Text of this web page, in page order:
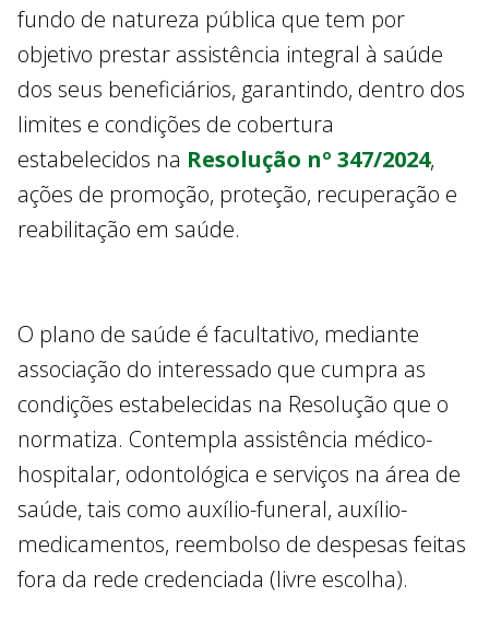
fundo de natureza pública que tem por
objetivo prestar assistência integral à saúde
dos seus beneficiários, garantindo, dentro dos
limites e condições de cobertura
estabelecidos na Resolução nº 347/2024,
ações de promoção, proteção, recuperação e
reabilitação em saúde.
O plano de saúde é facultativo, mediante
associação do interessado que cumpra as
condições estabelecidas na Resolução que o
normatiza. Contempla assistência médico-
hospitalar, odontológica e serviços na área de
saúde, tais como auxílio-funeral, auxílio-
medicamentos, reembolso de despesas feitas
fora da rede credenciada (livre escolha).